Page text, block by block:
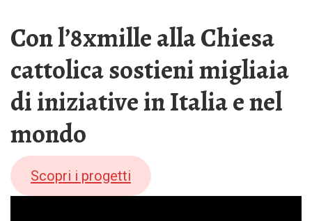
Con l’8xmille alla Chiesa
cattolica sostieni migliaia
di iniziative in Italia e nel
mondo
Scopri i progetti